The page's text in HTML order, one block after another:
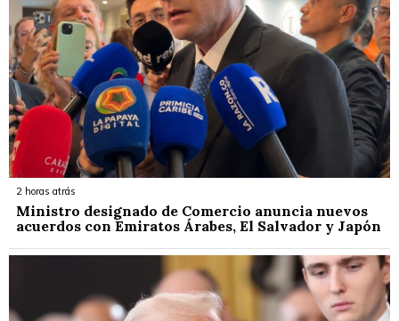
2 horas atrás
Ministro designado de Comercio anuncia nuevos
acuerdos con Emiratos Árabes, El Salvador y Japón